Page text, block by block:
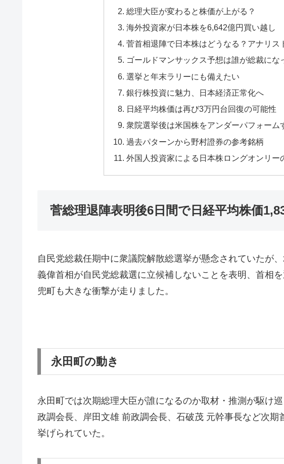
総理大臣が変わると株価が上がる？
海外投資家が日本株を6,642億円買い越し
菅首相退陣で日本株はどうなる？アナリス
ゴールドマンサックス予想は誰が総裁にな
選挙と年末ラリーにも備えたい
銀行株投資に魅力、日本経済正常化へ
日経平均株価は再び3万円台回復の可能性
衆院選挙後は米国株をアンダーパフォーム
過去パターンから野村證券の参考銘柄
外国人投資家による日本株ロングオンリー
菅総理退陣表明後6日間で日経平均株価
自民党総裁任期中に衆議院解散総選挙が懸念されていたが
義偉首相が自民党総裁選に立候補しないことを表明、首相
兜町も大きな衝撃が走りました。
永田町の動き
永田町では次期総理大臣が誰になるのか取材・推測が駆け
政調会長、岸田文雄 前政調会長、石破茂 元幹事長など次
挙げられていた。